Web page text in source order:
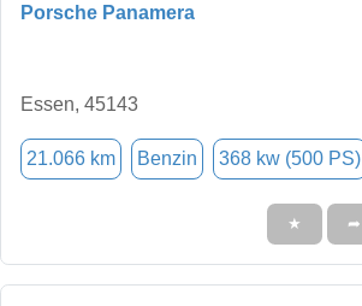
Porsche Panamera
Essen, 45143
21.066 km Benzin 368 kw (500 PS)
★ ➦